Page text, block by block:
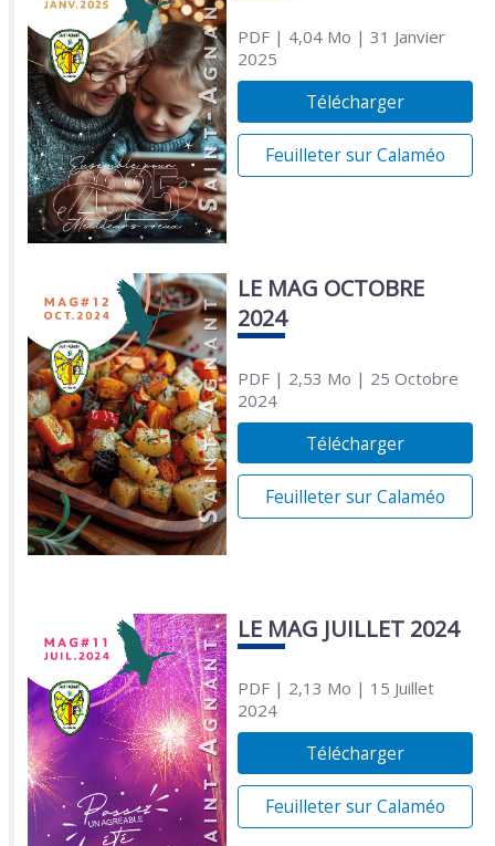
PDF| 4,04 Mo | 31 Janvier
2025
Télécharger
Feuilleter sur Calaméo
LE MAG OCTOBRE
2024
PDF| 2,53 Mo | 25 Octobre
2024
Télécharger
Feuilleter sur Calaméo
LE MAG JUILLET 2024
PDF| 2,13 Mo | 15 Juillet
2024
Télécharger
Feuilleter sur Calaméo